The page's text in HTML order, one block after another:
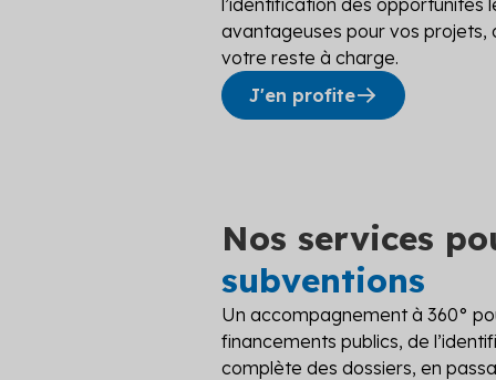
grâce à
l’identification des opportunités
avantageuses pour vos projets,
votre reste à charge.
J'en profite
Nos services
subventions
Un accompagnement à 360°
financements publics, de
complète des dossiers, en